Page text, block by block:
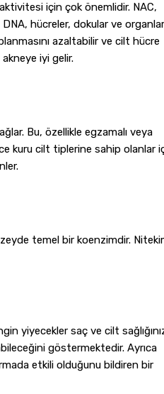
için çok önemlidir. NAC,
hücreler, dokular ve
azaltabilir ve cilt hücre
iyi gelir.
Bu, özellikle egzamalı veya
kuru cilt tiplerine sahip olanlar
temel bir koenzimdir.
yiyecekler saç ve cilt
göstermektedir. Ayrıca
etkili olduğunu bildiren bir